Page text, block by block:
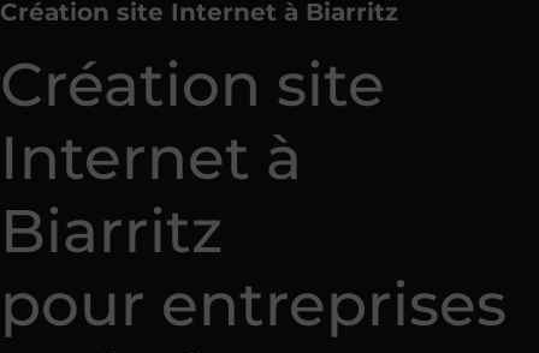
Création site Internet à Biarritz
Création site
Internet à
Biarritz
pour entreprises